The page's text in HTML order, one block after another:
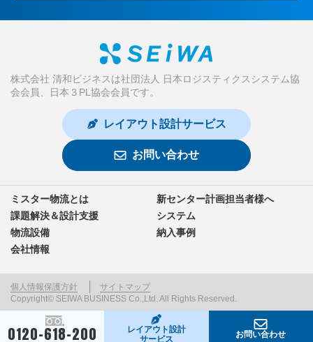
0120-618-200
レイアウト設計
サービス
お問い合わせ
株式会社 清和ビジネスは社団法人 日本ロジスティクスシステム協
会会員、日本３PL協会会員です。
レイアウト設計サービス
お問い合わせ
ミスター物流とは
新センター計画担当者様へ
課題解決＆設計支援
システム
物流設備
納入事例
会社情報
個人情報保護方針
サイトマップ
Copyright© SEIWA BUSINESS Co.,Ltd. All Rights Reserved.